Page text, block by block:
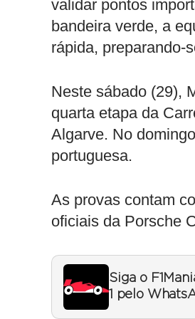
validar pontos
bandeira verde, a
rápida, preparando-
Neste sábado (29),
quarta etapa da
Algarve. No
portuguesa.
As provas contam
oficiais da Porsche
Siga o
1 pelo